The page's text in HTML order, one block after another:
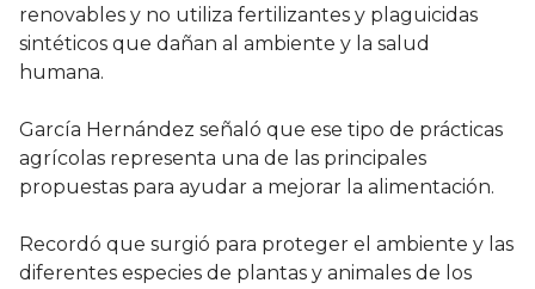
renovables y no utiliza fertilizantes y plaguicidas
sintéticos que dañan al ambiente y la salud
humana.
García Hernández señaló que ese tipo de prácticas
agrícolas representa una de las principales
propuestas para ayudar a mejorar la alimentación.
Recordó que surgió para proteger el ambiente y las
diferentes especies de plantas y animales de los